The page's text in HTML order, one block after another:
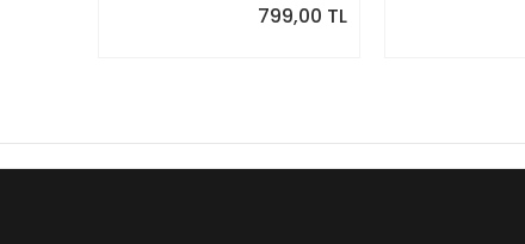
799,00 TL